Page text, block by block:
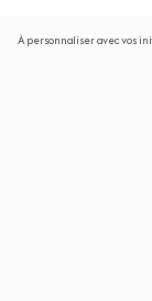
À personnaliser avec vos